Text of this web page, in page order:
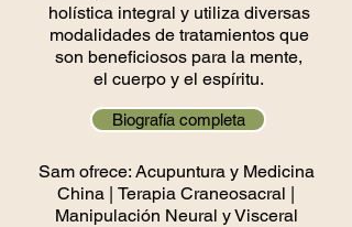
holística integral y utiliza diversas
modalidades de tratamientos que
son beneficiosos para la mente,
el cuerpo y el espíritu.
Biografía completa
Sam ofrece: Acupuntura y Medicina
China | Terapia Craneosacral |
Manipulación Neural y Visceral